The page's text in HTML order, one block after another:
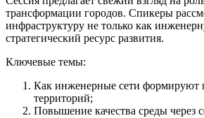
трансформации городов. Спикеры
инфраструктуру не только как
стратегический ресурс развития.
Ключевые темы:
Как инженерные сети формируют
территорий;
Повышение качества среды через